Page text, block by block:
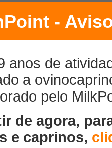
completa!
em Ovinocultura:
Anfiteatro da Biblioteca -
e veja a programação
de Ovinocaprinocultura.
de Alagoas e